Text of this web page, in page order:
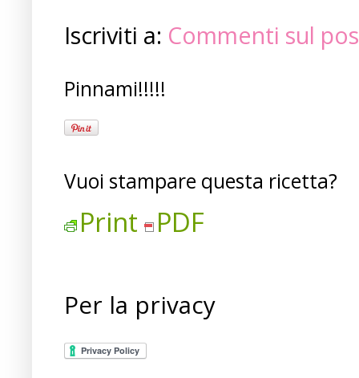
Iscriviti a: Commenti sul
Pinnami!!!!!
Vuoi stampare questa ricetta?
Print PDF
Per la privacy